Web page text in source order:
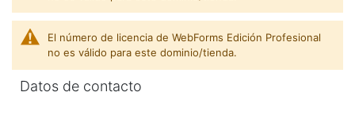
El número de licencia de WebForms Edición Profesional
no es válido para este dominio/tienda.
Datos de contacto